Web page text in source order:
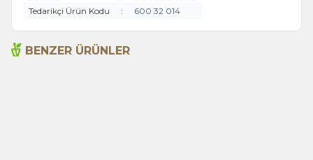
Tedarikçi Ürün Kodu
: 600 32 014
BENZER ÜRÜNLER